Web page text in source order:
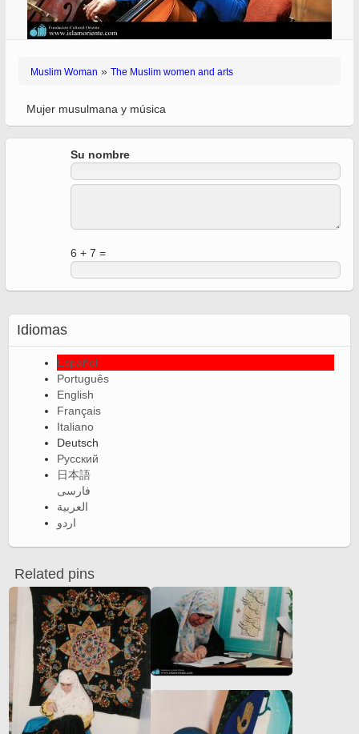
Muslim Woman » The Muslim women and arts
Mujer musulmana y música
Su nombre
6 + 7 =
Idiomas
Español
Português
English
Français
Italiano
Deutsch
Русский
日本語
فارسی
العربية
اردو
Related pins